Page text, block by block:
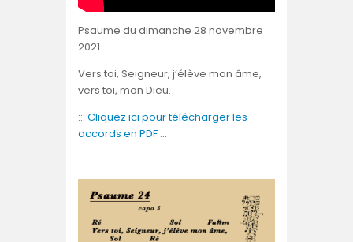
Psaume du dimanche 28 novembre
2021
Vers toi, Seigneur, j’élève mon âme,
vers toi, mon Dieu.
::: Cliquez ici pour télécharger les
accords en PDF :::